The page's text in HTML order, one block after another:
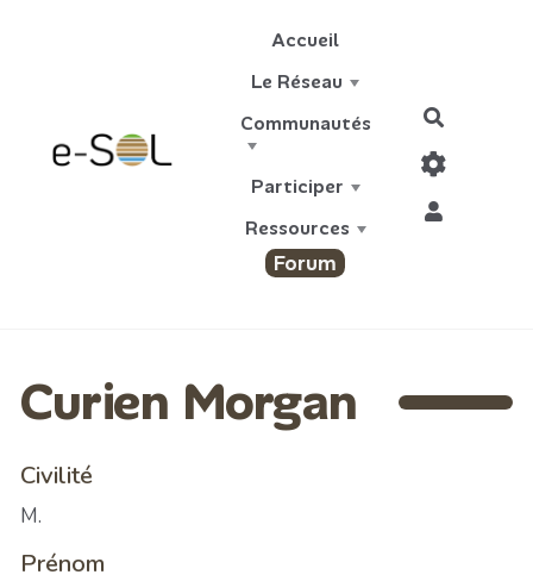
Accueil
Le Réseau
Communautés
Participer
Ressources
Forum
Curien Morgan
Civilité
M.
Prénom